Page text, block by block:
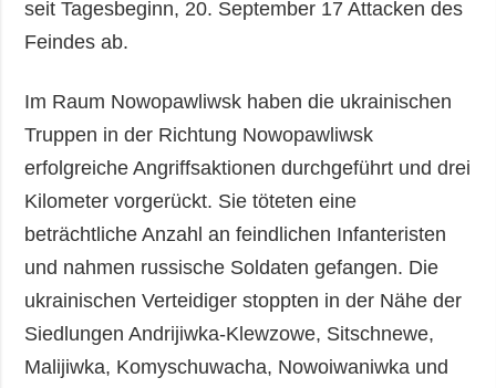
seit Tagesbeginn, 20. September 17 Attacken des
Feindes ab.
Im Raum Nowopawliwsk haben die ukrainischen
Truppen in der Richtung Nowopawliwsk
erfolgreiche Angriffsaktionen durchgeführt und drei
Kilometer vorgerückt. Sie töteten eine
beträchtliche Anzahl an feindlichen Infanteristen
und nahmen russische Soldaten gefangen. Die
ukrainischen Verteidiger stoppten in der Nähe der
Siedlungen Andrijiwka-Klewzowe, Sitschnewe,
Malijiwka, Komyschuwacha, Nowoiwaniwka und